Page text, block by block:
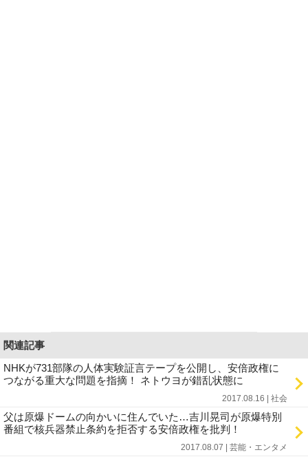
関連記事
NHKが731部隊の人体実験証言テープを公開し、安倍政権に
つながる重大な問題を指摘！ ネトウヨが錯乱状態に
2017.08.16 | 社会
父は原爆ドームの向かいに住んでいた…吉川晃司が原爆特別
番組で核兵器禁止条約を拒否する安倍政権を批判！
2017.08.07 | 芸能・エンタメ